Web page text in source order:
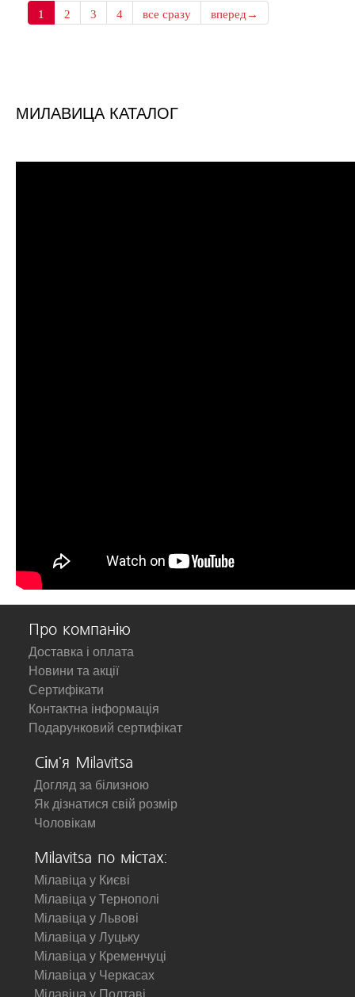
1 2 3 4 все сразу вперед→
МИЛАВИЦА КАТАЛОГ
Про компанію
Доставка і оплата
Новини та акції
Сертифікати
Контактна інформація
Подарунковий сертифікат
Сім'я Milavitsa
Догляд за білизною
Як дізнатися свій розмір
Чоловікам
Milavitsa по містах:
Мілавіца у Києві
Мілавіца у Тернополі
Мілавіца у Львові
Мілавіца у Луцьку
Мілавіца у Кременчуці
Мілавіца у Черкасах
Мілавіца у Полтаві